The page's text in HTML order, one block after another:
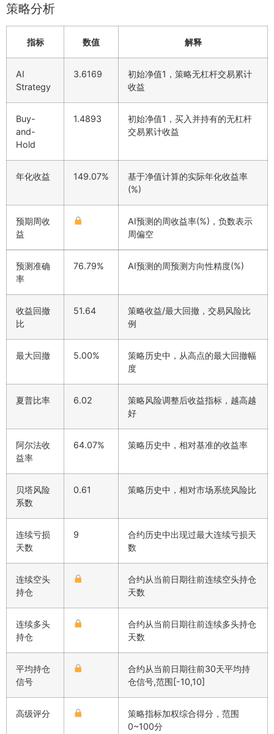
策略分析
指标 数值 解释
AI
Strategy
3.6169
初始净值1，策略无杠杆交易累计
收益
Buy-
and-
Hold
1.4893
初始净值1，买入并持有的无杠杆
交易累计收益
年化收益 149.07%
基于净值计算的实际年化收益率
(%)
预期周收
益
AI预测的周收益率(%)，负数表示
周偏空
预测准确
率
76.79% AI预测的周预测方向性精度(%)
收益回撤
比
51.64
策略收益/最大回撤，交易风险比
例
最大回撤 5.00%
策略历史中，从高点的最大回撤幅
度
夏普比率 6.02
策略风险调整后收益指标，越高越
好
阿尔法收
益率
64.07% 策略历史中，相对基准的收益率
贝塔风险
系数
0.61 策略历史中，相对市场系统风险比
连续亏损
天数
9
合约历史中出现过最大连续亏损天
数
连续空头
持仓
合约从当前日期往前连续空头持仓
天数
连续多头
持仓
合约从当前日期往前连续多头持仓
天数
平均持仓
信号
合约从当前日期往前30天平均持
仓信号,范围[-10,10]
高级评分
策略指标加权综合得分，范围
0~100分